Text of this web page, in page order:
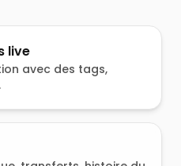
live
avec des tags,